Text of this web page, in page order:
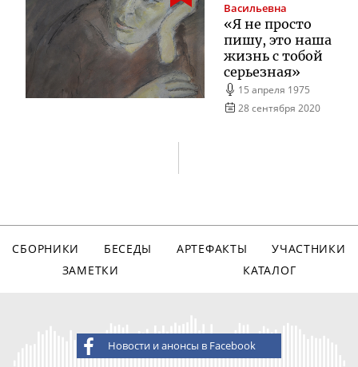
Васильевна
«Я не просто
пишу, это наша
жизнь с тобой
серьезная»
15 апреля 1975
28 сентября 2020
СБОРНИКИ БЕСЕДЫ АРТЕФАКТЫ
УЧАСТНИКИ
ЗАМЕТКИ
КАТАЛОГ
Новости и анонсы в Facebook